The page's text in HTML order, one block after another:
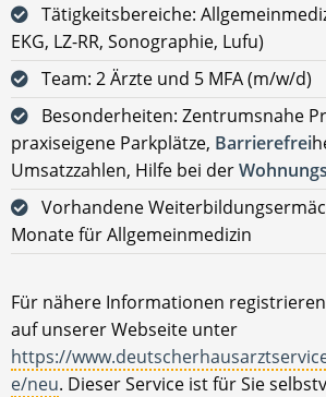
Tätigkeitsbereiche:
EKG, LZ-RR, Sonographie, Lufu)
Team: 2 Ärzte und 5 MFA (m/w/d)
Besonderheiten: Zentrumsnahe
praxiseigene Parkplätze, Barrierefrei
Umsatzzahlen, Hilfe bei der
Vorhandene
Monate für Allgemeinmedizin
Für nähere Informationen
auf unserer Webseite unter
https://
e/neu. Dieser Service ist für Sie